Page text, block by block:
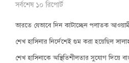
সর্বশেষ ১০ রিপোর্ট
ভারতে যেভাবে দিন কাটাচ্ছেন পলাতক
শেখ হাসিনার নির্দেশেই গুম করা হয়েছিল
শেখ হাসিনাকে অস্থিতিশীলতার সুযোগ দিয়ে